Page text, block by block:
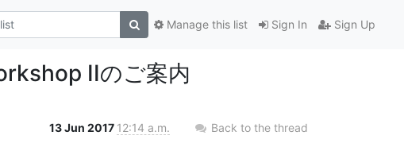
Sign In Sign Up
Manage this list
IIのご案内
13 Jun 2017 12:14 a.m. Back to the thread